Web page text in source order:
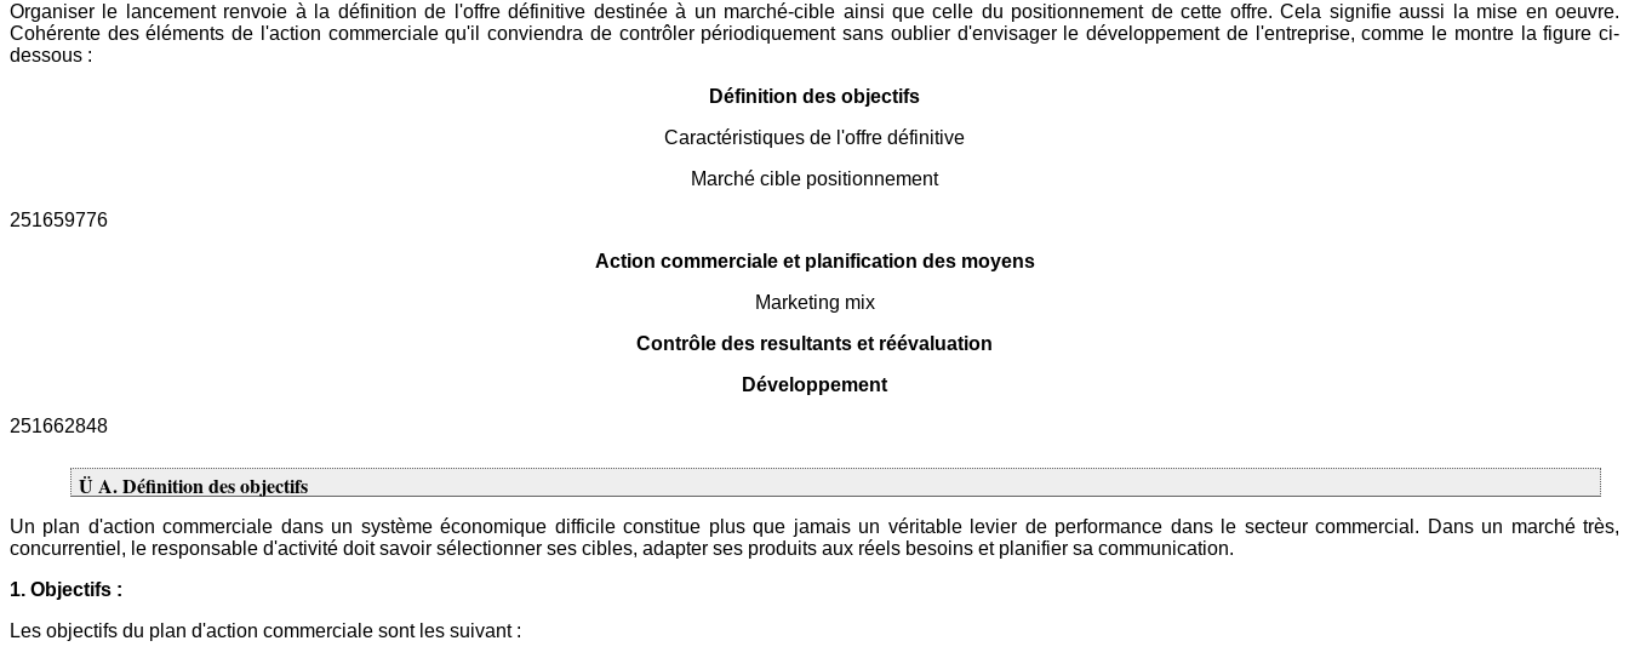
Organiser le lancement renvoie à la définition de l'offre définitive destinée à un marché-cible ainsi que celle du positionnement de cette offre. Cela signifie aussi la mise en oeuvre.
Cohérente des éléments de l'action commerciale qu'il conviendra de contrôler périodiquement sans oublier d'envisager le développement de l'entreprise, comme le montre la figure ci-
dessous :
Définition des objectifs
Caractéristiques de l'offre définitive
Marché cible positionnement
251659776
Action commerciale et planification des moyens
Marketing mix
Contrôle des resultants et réévaluation
Développement
251662848
Ü A. Définition des objectifs
Un plan d'action commerciale dans un système économique difficile constitue plus que jamais un véritable levier de performance dans le secteur commercial. Dans un marché très,
concurrentiel, le responsable d'activité doit savoir sélectionner ses cibles, adapter ses produits aux réels besoins et planifier sa communication.
1. Objectifs :
Les objectifs du plan d'action commerciale sont les suivant :